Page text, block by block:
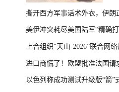
撕开西方军事话术外衣，伊朗
美伊冲突耗尽美国陆军“精确
上合组织“天山-2026”联合网
进口商慌了！欧盟批准法国请
以色列称成功测试升级版“箭”